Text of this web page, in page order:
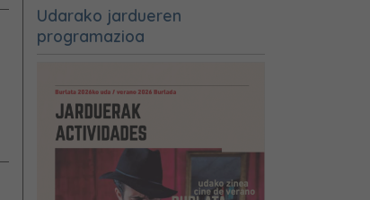
Udarako jardueren
programazioa